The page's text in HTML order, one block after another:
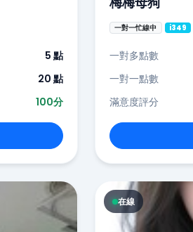
5 點
20 點
100分
一對一忙線中 i349
一對多點數
一對一點數
滿意度評分
在線